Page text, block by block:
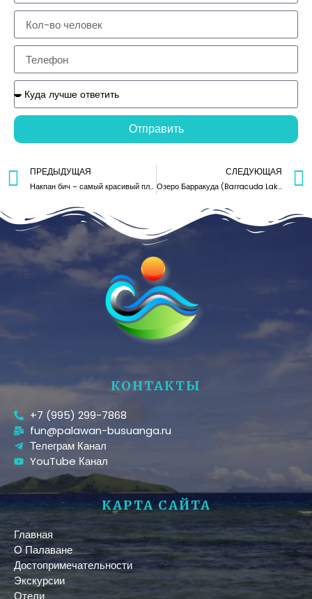
Отправить
ПРЕДЫДУЩАЯ
Накпан бич – самый красивый пляж в Эль Нидо
СЛЕДУЮЩАЯ
Озеро Барракуда (Barracuda Lake) Корон
КОНТАКТЫ
+7 (995) 299-7868
fun@palawan-busuanga.ru
Телеграм Канал
YouTube Канал
КАРТА САЙТА
Главная
О Палаване
Достопримечательности
Экскурсии
Отели